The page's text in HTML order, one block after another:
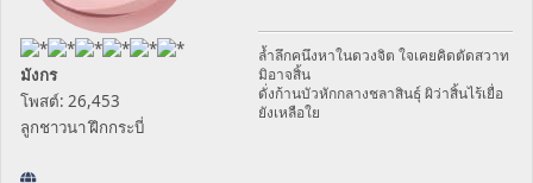
มังกร
โพสต์: 26,453
ลูกชาวนา ฝึกกระบี่
ล้ำลึกคนึงหาในดวงจิต ใจเคยคิดตัดสวาท
มิอาจสิ้น
ดั่งก้านบัวหักกลางชลาสินธุ์ ผิว่าสิ้นไร้เยื่อ
ยังเหลือใย